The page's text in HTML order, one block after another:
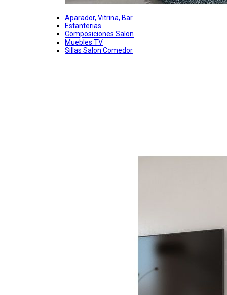
Aparador, Vitrina, Bar
Estanterias
Composiciones Salon
Muebles TV
Sillas Salon Comedor